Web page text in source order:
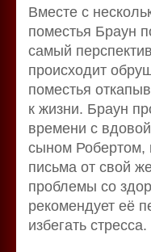
Вместе с
поместья Браун
самый
происходит
поместья
к жизни. Браун
времени с
сыном Робертом,
письма от свой
проблемы со
рекомендует её
избегать стресса.